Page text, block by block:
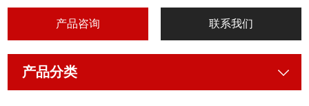
为了适应生产要求，网带运行速度采用变频调速。
产品咨询 联系我们
产品分类